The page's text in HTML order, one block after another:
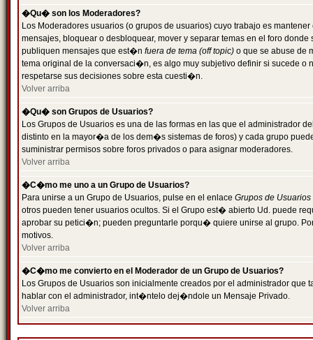
�Qu� son los Moderadores?
Los Moderadores usuarios (o grupos de usuarios) cuyo trabajo es
mensajes, bloquear o desbloquear, mover y separar temas en el foro
publiquen mensajes que est�n fuera de tema (off topic) o que se abuse de
tema original de la conversaci�n, es algo muy subjetivo definir si sucede
respetarse sus decisiones sobre esta cuesti�n.
Volver arriba
�Qu� son Grupos de Usuarios?
Los Grupos de Usuarios es una de las formas en las que el administrador
distinto en la mayor�a de los dem�s sistemas de foros) y cada grupo
suministrar permisos sobre foros privados o para asignar moderadores.
Volver arriba
�C�mo me uno a un Grupo de Usuarios?
Para unirse a un Grupo de Usuarios, pulse en el enlace Grupos de Usuarios
otros pueden tener usuarios ocultos. Si el Grupo est� abierto Ud. puede
aprobar su petici�n; pueden preguntarle porqu� quiere unirse al grupo.
motivos.
Volver arriba
�C�mo me convierto en el Moderador de un Grupo de Usuarios?
Los Grupos de Usuarios son inicialmente creados por el administrador
hablar con el administrador, int�ntelo dej�ndole un Mensaje Privado.
Volver arriba